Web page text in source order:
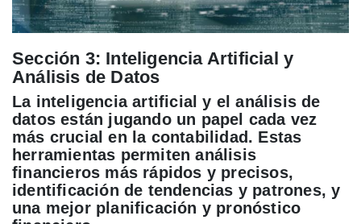
Sección 3: Inteligencia Artificial y
Análisis de Datos
La inteligencia artificial y el análisis de
datos están jugando un papel cada vez
más crucial en la contabilidad. Estas
herramientas permiten análisis
financieros más rápidos y precisos,
identificación de tendencias y patrones, y
una mejor planificación y pronóstico